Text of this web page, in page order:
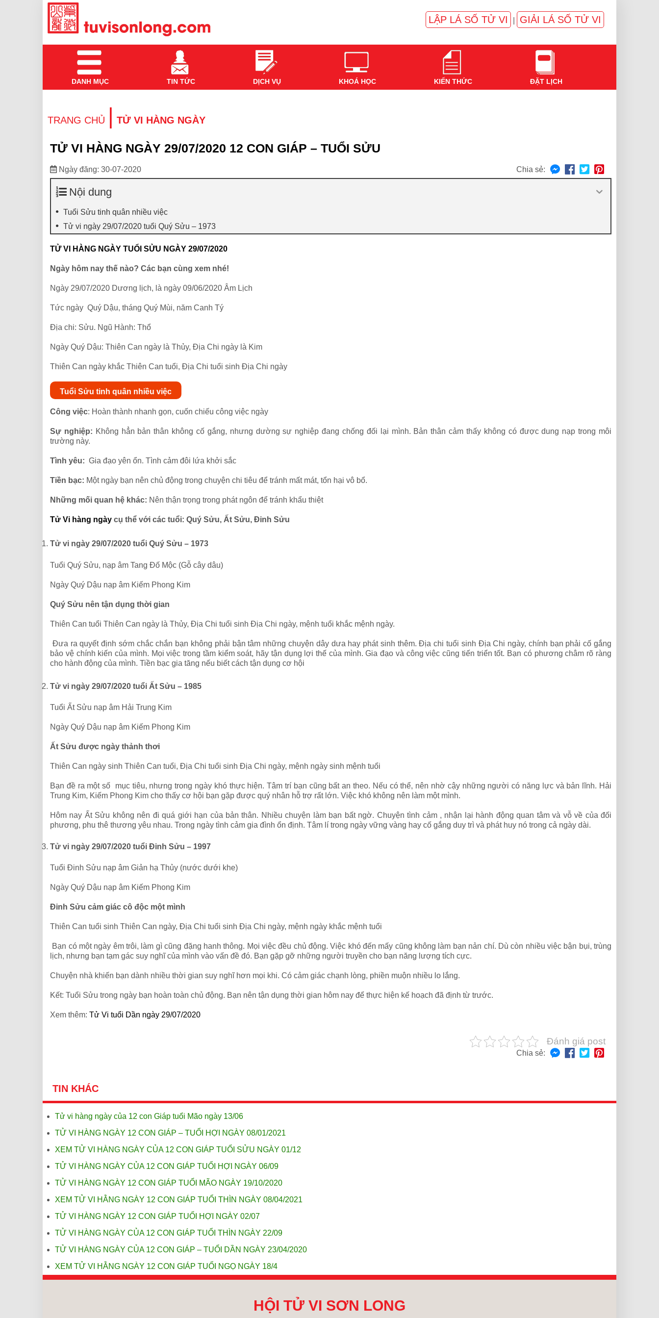
LẬP LÁ SỐ TỬ VI GIẢI LÁ SỐ TỬ VI
DANH MỤC TIN TỨC DỊCH VỤ KHOÁ HỌC KIẾN THỨC ĐẶT LỊCH
TRANG CHỦ | TỬ VI HÀNG NGÀY
TỬ VI HÀNG NGÀY 29/07/2020 12 CON GIÁP – TUỔI SỬU
Ngày đăng: 30-07-2020 Chia sẻ:
Nội dung
Tuổi Sửu tinh quân nhiều việc
Tử vi ngày 29/07/2020 tuổi Quý Sửu – 1973
TỬ VI HÀNG NGÀY TUỔI SỬU NGÀY 29/07/2020
Ngày hôm nay thế nào? Các bạn cùng xem nhé!
Ngày 29/07/2020 Dương lịch, là ngày 09/06/2020 Âm Lịch
Tức ngày Quý Dậu, tháng Quý Mùi, năm Canh Tý
Địa chi: Sửu. Ngũ Hành: Thổ
Ngày Quý Dậu: Thiên Can ngày là Thủy, Địa Chi ngày là Kim
Thiên Can ngày khắc Thiên Can tuổi, Địa Chi tuổi sinh Địa Chi ngày
Tuổi Sửu tinh quân nhiều việc
Công việc: Hoàn thành nhanh gọn, cuốn chiếu công việc ngày
Sự nghiệp: Không hẳn bản thân không cố gắng, nhưng dường sự nghiệp đang chống đối lại mình. Bản thân cảm thấy không có được dung nạp trong môi
trường này.
Tình yêu: Gia đạo yên ổn. Tình cảm đôi lứa khởi sắc
Tiền bạc: Một ngày bạn nên chủ động trong chuyện chi tiêu để tránh mất mát, tổn hại vô bổ.
Những mối quan hệ khác: Nên thận trọng trong phát ngôn để tránh khẩu thiệt
Tử Vi hàng ngày cụ thể với các tuổi: Quý Sửu, Ất Sửu, Đinh Sửu
Tử vi ngày 29/07/2020 tuổi Quý Sửu – 1973
Tuổi Quý Sửu, nạp âm Tang Đố Mộc (Gỗ cây dâu)
Ngày Quý Dậu nạp âm Kiếm Phong Kim
Quý Sửu nên tận dụng thời gian
Thiên Can tuổi Thiên Can ngày là Thủy, Địa Chi tuổi sinh Địa Chi ngày, mệnh tuổi khắc mệnh ngày.
Đưa ra quyết định sớm chắc chắn bạn không phải bận tâm những chuyện dây dưa hay phát sinh thêm. Địa chi tuổi sinh Địa Chi ngày, chính bạn phải cố gắng
bảo vệ chính kiến của mình. Mọi việc trong tầm kiểm soát, hãy tận dụng lợi thế của mình. Gia đạo và công việc cũng tiến triển tốt. Bạn có phương châm rõ ràng
cho hành động của mình. Tiền bạc gia tăng nếu biết cách tận dụng cơ hội
Tử vi ngày 29/07/2020 tuổi Ất Sửu – 1985
Tuổi Ất Sửu nạp âm Hải Trung Kim
Ngày Quý Dậu nạp âm Kiếm Phong Kim
Ất Sửu được ngày thảnh thơi
Thiên Can ngày sinh Thiên Can tuổi, Địa Chi tuổi sinh Địa Chi ngày, mệnh ngày sinh mệnh tuổi
Bạn đề ra một số mục tiêu, nhưng trong ngày khó thực hiện. Tâm trí bạn cũng bất an theo. Nếu có thể, nên nhờ cậy những người có năng lực và bản lĩnh. Hải
Trung Kim, Kiếm Phong Kim cho thấy cơ hội bạn gặp được quý nhân hỗ trợ rất lớn. Việc khó không nên làm một mình.
Hôm nay Ất Sửu không nên đi quá giới hạn của bản thân. Nhiều chuyện làm bạn bất ngờ. Chuyện tình cảm , nhận lại hành động quan tâm và vỗ về của đối
phương, phu thê thương yêu nhau. Trong ngày tình cảm gia đình ổn định. Tâm lí trong ngày vững vàng hay cố gắng duy trì và phát huy nó trong cả ngày dài.
Tử vi ngày 29/07/2020 tuổi Đinh Sửu – 1997
Tuổi Đinh Sửu nạp âm Giản hạ Thủy (nước dưới khe)
Ngày Quý Dậu nạp âm Kiếm Phong Kim
Đinh Sửu cảm giác cô độc một mình
Thiên Can tuổi sinh Thiên Can ngày, Địa Chi tuổi sinh Địa Chi ngày, mệnh ngày khắc mệnh tuổi
Bạn có một ngày êm trôi, làm gì cũng đặng hanh thông. Mọi việc đều chủ động. Việc khó đến mấy cũng không làm bạn nản chí. Dù còn nhiều việc bận bụi, trùng
lịch, nhưng bạn tạm gác suy nghĩ của mình vào vấn đề đó. Bạn gặp gỡ những người truyền cho bạn năng lượng tích cực.
Chuyện nhà khiến bạn dành nhiều thời gian suy nghĩ hơn mọi khi. Có cảm giác chạnh lòng, phiền muộn nhiều lo lắng.
Kết: Tuổi Sửu trong ngày bạn hoàn toàn chủ động. Bạn nên tận dụng thời gian hôm nay để thực hiện kế hoạch đã định từ trước.
Xem thêm: Tử Vi tuổi Dần ngày 29/07/2020
Đánh giá post
Chia sẻ:
TIN KHÁC
Tử vi hàng ngày của 12 con Giáp tuổi Mão ngày 13/06
TỬ VI HÀNG NGÀY 12 CON GIÁP – TUỔI HỢI NGÀY 08/01/2021
XEM TỬ VI HÀNG NGÀY CỦA 12 CON GIÁP TUỔI SỬU NGÀY 01/12
TỬ VI HÀNG NGÀY CỦA 12 CON GIÁP TUỔI HỢI NGÀY 06/09
TỬ VI HÀNG NGÀY 12 CON GIÁP TUỔI MÃO NGÀY 19/10/2020
XEM TỬ VI HẰNG NGÀY 12 CON GIÁP TUỔI THÌN NGÀY 08/04/2021
TỬ VI HÀNG NGÀY 12 CON GIÁP TUỔI HỢI NGÀY 02/07
TỬ VI HÀNG NGÀY CỦA 12 CON GIÁP TUỔI THÌN NGÀY 22/09
TỬ VI HÀNG NGÀY CỦA 12 CON GIÁP – TUỔI DẦN NGÀY 23/04/2020
XEM TỬ VI HẰNG NGÀY 12 CON GIÁP TUỔI NGỌ NGÀY 18/4
HỘI TỬ VI SƠN LONG